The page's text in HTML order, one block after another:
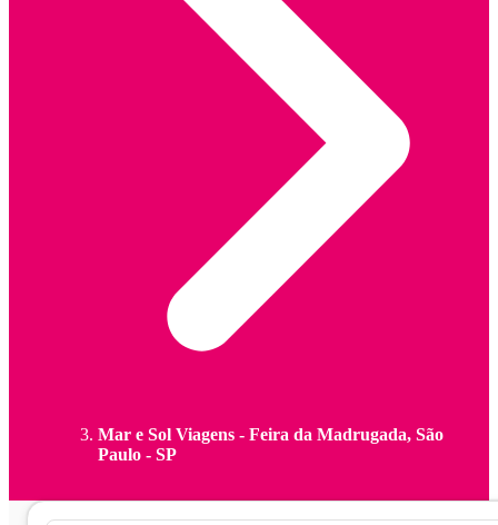
Mar e Sol Viagens - Feira da Madrugada, São
Paulo - SP